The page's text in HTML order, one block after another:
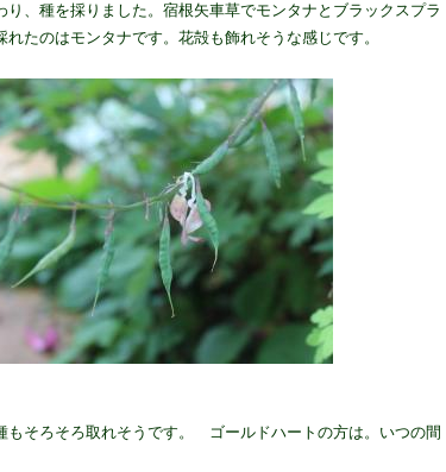
、種を採りました。宿根矢車草でモンタナとブラックスプラ
たのはモンタナです。花殻も飾れそうな感じです。
もそろそろ取れそうです。 ゴールドハートの方は。いつの間